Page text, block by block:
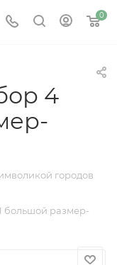
0
4
городов
большой размер-